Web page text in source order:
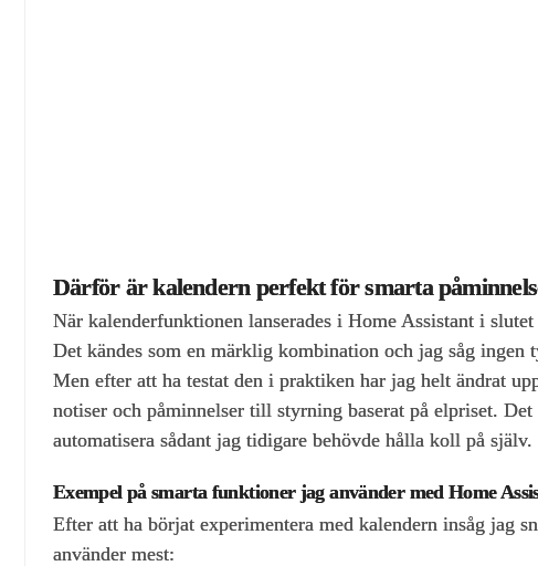
Därför är kalendern perfekt för smarta
När kalenderfunktionen lanserades i Home Assistant i
Det kändes som en märklig kombination och jag såg ingen
Men efter att ha testat den i praktiken har jag helt ändrat
notiser och påminnelser till styrning baserat på elpriset.
automatisera sådant jag tidigare behövde hålla koll på själv.
Exempel på smarta funktioner jag använder med Home
Efter att ha börjat experimentera med kalendern insåg jag
använder mest: